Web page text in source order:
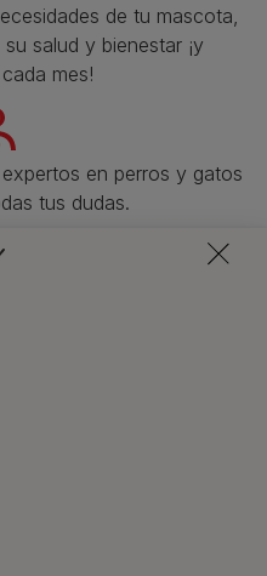
de tu mascota,
salud y bienestar ¡y
mes!
en perros y gatos
tus dudas.​
y ofertas de
marcas.​
a Purina y empieza